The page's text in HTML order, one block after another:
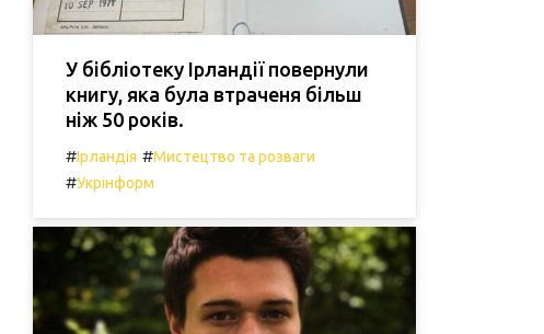
У бібліотеку Ірландії повернули
книгу, яка була втраченя більш
ніж 50 років.
#Ірландія #Мистецтво та розваги
#Укрінформ